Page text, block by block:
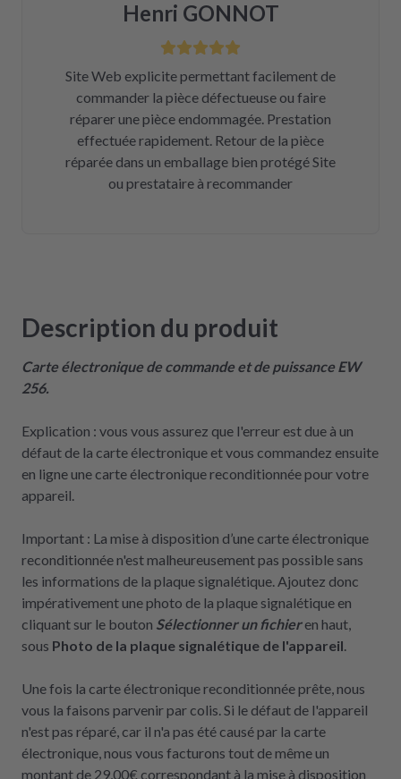
Henri GONNOT
Site Web explicite permettant facilement de
commander la pièce défectueuse ou faire
réparer une pièce endommagée. Prestation
effectuée rapidement. Retour de la pièce
réparée dans un emballage bien protégé Site
ou prestataire à recommander
Description du produit
Carte électronique de commande et de puissance EW
256.
Explication : vous vous assurez que l'erreur est due à un
défaut de la carte électronique et vous commandez ensuite
en ligne une carte électronique reconditionnée pour votre
appareil.
Important : La mise à disposition d’une carte électronique
reconditionnée n'est malheureusement pas possible sans
les informations de la plaque signalétique. Ajoutez donc
impérativement une photo de la plaque signalétique en
cliquant sur le bouton Sélectionner un fichier en haut,
sous Photo de la plaque signalétique de l'appareil.
Une fois la carte électronique reconditionnée prête, nous
vous la faisons parvenir par colis. Si le défaut de l'appareil
n'est pas réparé, car il n'a pas été causé par la carte
électronique, nous vous facturons tout de même un
montant de 29,00€ correspondant à la mise à disposition